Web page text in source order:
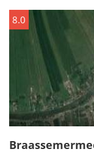
8.0